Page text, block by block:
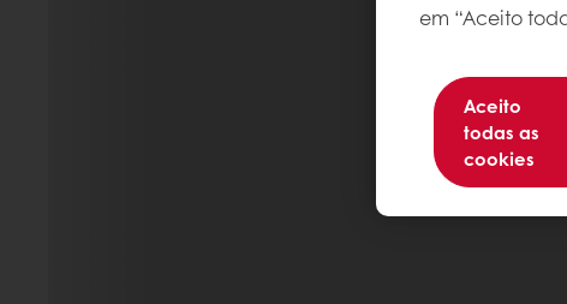
em “Aceito
Aceito
todas as
cookies